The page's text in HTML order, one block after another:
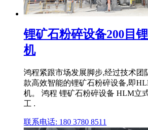
锂矿石粉碎设备200目
机
鸿程紧跟市场发展脚步,经过技术团
款高效智能的锂矿石粉碎设备,即
机。 鸿程 锂矿石粉碎设备 HLM立
工 .
联系电话: 180 3780 8511